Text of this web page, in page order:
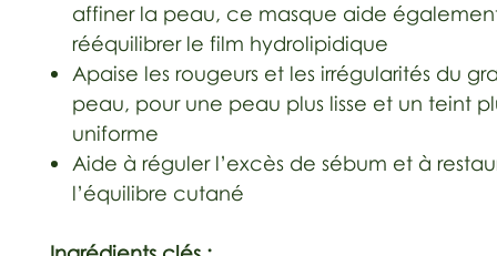
affiner la peau, ce masque aide
rééquilibrer le film hydrolipidique
Apaise les rougeurs et les irrégularités du
peau, pour une peau plus lisse et un teint
uniforme
Aide à réguler l’excès de sébum et à
l’équilibre cutané